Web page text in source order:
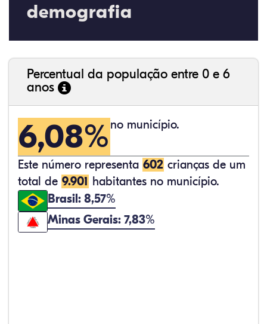
demografia
Percentual da população entre 0 e 6
anos
6,08% no município.
Este número representa 602 crianças de um
total de 9.901 habitantes no município.
Brasil: 8,57%
Minas Gerais: 7,83%